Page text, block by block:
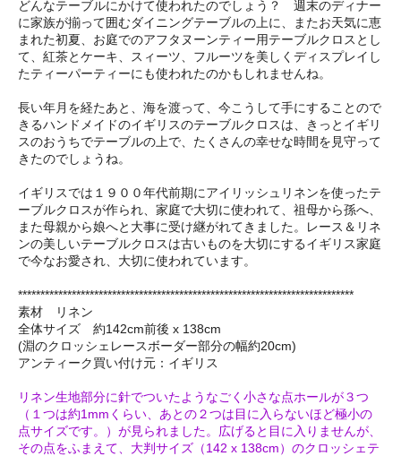
どんなテーブルにかけて使われたのでしょう？ 週末のディナー
に家族が揃って囲むダイニングテーブルの上に、またお天気に恵
まれた初夏、お庭でのアフタヌーンティー用テーブルクロスとし
て、紅茶とケーキ、スィーツ、フルーツを美しくディスプレイし
たティーパーティーにも使われたのかもしれませんね。
長い年月を経たあと、海を渡って、今こうして手にすることので
きるハンドメイドのイギリスのテーブルクロスは、きっとイギリ
スのおうちでテーブルの上で、たくさんの幸せな時間を見守って
きたのでしょうね。
イギリスでは１９００年代前期にアイリッシュリネンを使ったテ
ーブルクロスが作られ、家庭で大切に使われて、祖母から孫へ、
また母親から娘へと大事に受け継がれてきました。レース＆リネ
ンの美しいテーブルクロスは古いものを大切にするイギリス家庭
で今なお愛され、大切に使われています。
***************************************************************************
素材 リネン
全体サイズ 約142cm前後 x 138cm
(淵のクロッシェレースボーダー部分の幅約20cm)
アンティーク買い付け元：イギリス
リネン生地部分に針でついたようなごく小さな点ホールが３つ
（１つは約1mmくらい、あとの２つは目に入らないほど極小の
点サイズです。）が見られました。広げると目に入りませんが、
その点をふまえて、大判サイズ（142 x 138cm）のクロッシェテ